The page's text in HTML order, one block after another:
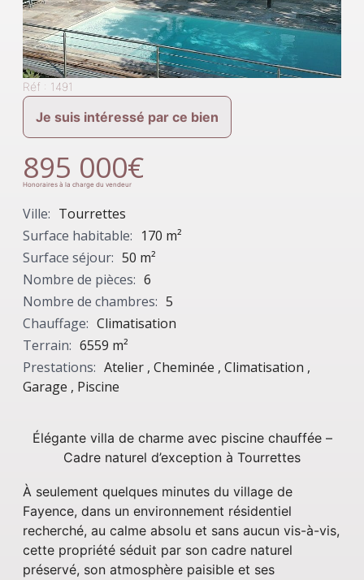
Réf : 1491
Je suis intéressé par ce bien
895 000€
Honoraires à la charge du vendeur
Ville: Tourrettes
Surface habitable: 170 m²
Surface séjour: 50 m²
Nombre de pièces: 6
Nombre de chambres: 5
Chauffage: Climatisation
Terrain: 6559 m²
Prestations: Atelier , Cheminée , Climatisation ,
Garage , Piscine
Élégante villa de charme avec piscine chauffée –
Cadre naturel d’exception à Tourrettes
À seulement quelques minutes du village de
Fayence, dans un environnement résidentiel
recherché, au calme absolu et sans aucun vis-à-vis,
cette propriété séduit par son cadre naturel
préservé, son atmosphère paisible et ses